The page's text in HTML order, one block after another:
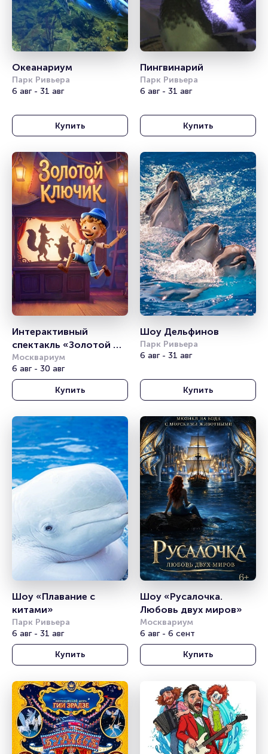
Океанариум
Парк Ривьера
6 авг - 31 авг
Купить
Пингвинарий
Парк Ривьера
6 авг - 31 авг
Купить
Интерактивный
спектакль «Золотой
Ключик»
Москвариум
6 авг - 30 авг
Купить
Шоу Дельфинов
Парк Ривьера
6 авг - 31 авг
Купить
Шоу «Плавание с
китами»
Парк Ривьера
6 авг - 31 авг
Купить
Шоу «Русалочка.
Любовь двух миров»
Москвариум
6 авг - 6 сент
Купить